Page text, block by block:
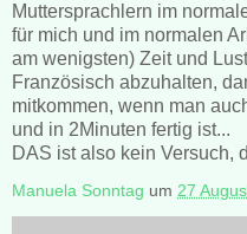
Muttersprachlern im
für mich und im normalen
am wenigsten) Zeit und
Französisch abzuhalten,
mitkommen, wenn man
und in 2Minuten fertig ist...
DAS ist also kein Versuch,
Manuela Sonntag um 27